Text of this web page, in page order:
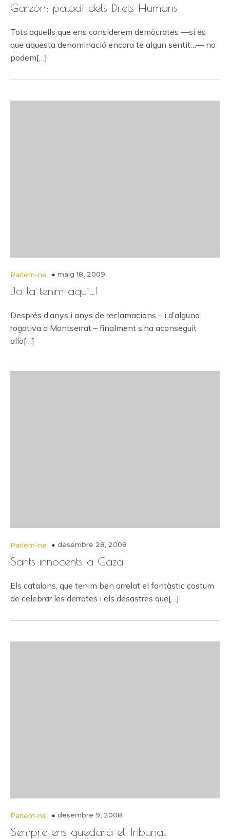
Garzón: paladí dels Drets Humans
Tots aquells que ens considerem demòcrates —si és
que aquesta denominació encara té algun sentit…— no
podem[…]
Parlem-ne maig 18, 2009
Ja la tenim aquí…!
Després d’anys i anys de reclamacions – i d’alguna
rogativa a Montserrat – finalment s’ha aconseguit
allò[…]
Parlem-ne desembre 28, 2008
Sants innocents a Gaza
Els catalans, que tenim ben arrelat el fantàstic costum
de celebrar les derrotes i els desastres que[…]
Parlem-ne desembre 9, 2008
Sempre ens quedarà el Tribunal